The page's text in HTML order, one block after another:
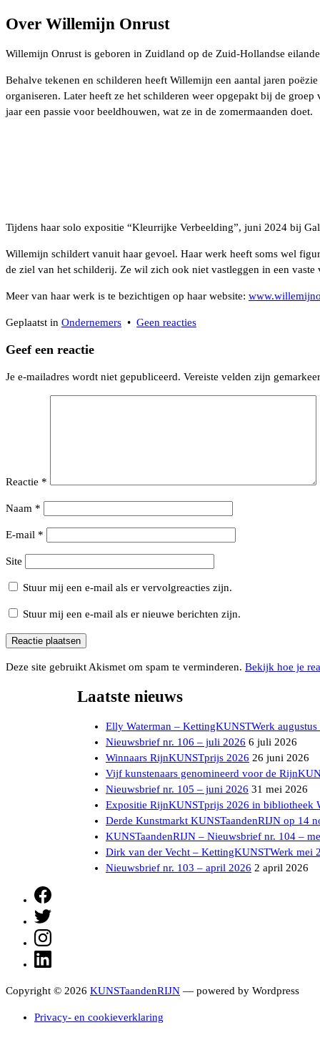
Over Willemijn Onrust
Willemijn Onrust is geboren in Zuidland op de Zuid-Hollandse
Behalve tekenen en schilderen heeft Willemijn een aantal jaren
organiseren. Later heeft ze het schilderen weer opgepakt bij de
jaar een passie voor beeldhouwen, wat ze in de zomermaanden doet.
Tijdens haar solo expositie “Kleurrijke Verbeelding”, juni 2024 bij
Willemijn schildert vanuit haar gevoel. Haar werk heeft soms wel
de ziel van het schilderij. Ze wil zich ook niet vastleggen in een
Meer van haar werk is te bezichtigen op haar website:
Geplaatst in Ondernemers • Geen reactiesop
Geef een reactie
Je e-mailadres wordt niet gepubliceerd. Vereiste velden zijn
Reactie *
Naam *
E-mail *
Site
Stuur mij een e-mail als er vervolgreacties zijn.
Stuur mij een e-mail als er nieuwe berichten zijn.
Deze site gebruikt Akismet om spam te verminderen. Bekijk hoe je
Laatste nieuws
Elly Waterman – KettingKUNSTWerk augustus
Nieuwsbrief nr. 106 – juli 2026 6 juli 2026
Winnaars RijnKUNSTprijs 2026 26 juni 2026
Vijf kunstenaars genomineerd voor de
Nieuwsbrief nr. 105 – juni 2026 31 mei 2026
Expositie RijnKUNSTprijs 2026 in bibliotheek
Derde Kunstmarkt KUNSTaandenRIJN op 14
KUNSTaandenRIJN – Nieuwsbrief nr. 104 –
Dirk van der Vecht – KettingKUNSTWerk mei
Nieuwsbrief nr. 103 – april 2026 2 april 2026
Facebook
Twitter
Instagram
Copyright © 2026 KUNSTaandenRIJN — powered by Wordpress
Privacy- en cookieverklaring